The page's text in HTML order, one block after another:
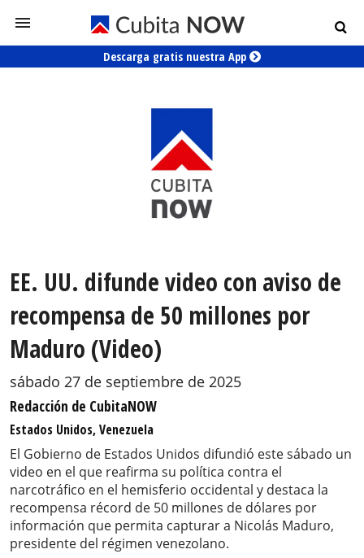
Descarga gratis nuestra App
EE. UU. difunde video con aviso de
recompensa de 50 millones por
Maduro (Video)
sábado 27 de septiembre de 2025
Redacción de CubitaNOW
Estados Unidos, Venezuela
El Gobierno de Estados Unidos difundió este sábado un
video en el que reafirma su política contra el
narcotráfico en el hemisferio occidental y destaca la
recompensa récord de 50 millones de dólares por
información que permita capturar a Nicolás Maduro,
presidente del régimen venezolano.